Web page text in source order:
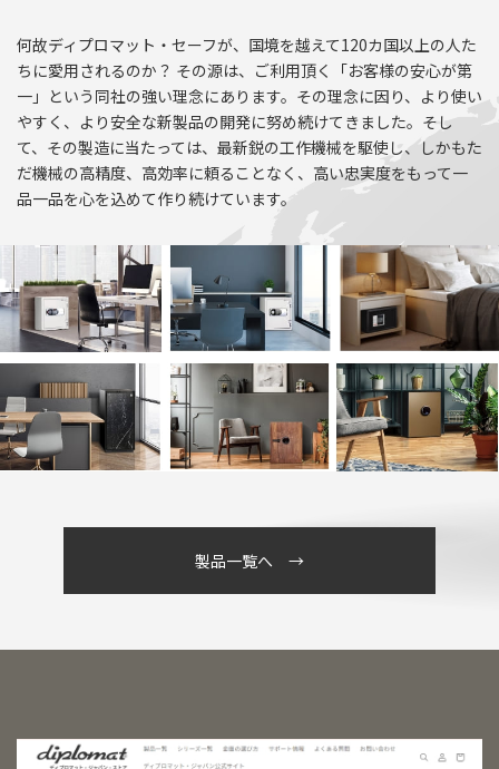
何故ディプロマット・セーフが、国境を越えて120カ国以上の人た
ちに愛用されるのか？ その源は、ご利用頂く「お客様の安心が第
一」という同社の強い理念にあります。その理念に因り、より使い
やすく、より安全な新製品の開発に努め続けてきました。そし
て、その製造に当たっては、最新鋭の工作機械を駆使し、しかもた
だ機械の高精度、高効率に頼ることなく、高い忠実度をもって一
品一品を心を込めて作り続けています。
製品一覧へ →